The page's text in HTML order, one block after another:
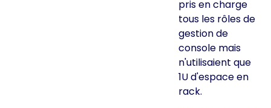
pris en charge
tous les rôles de
gestion de
console mais
n'utilisaient que
1U d'espace en
rack.